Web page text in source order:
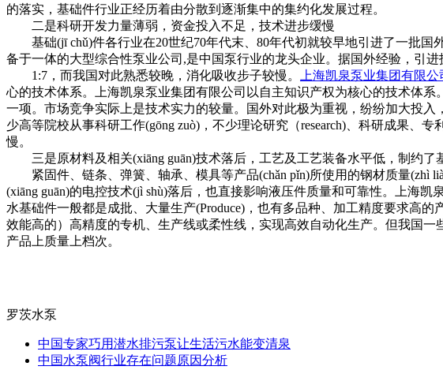
的落实，基础件行业正经历着由分散到逐渐集中的集约化发展过程。
二是科研开发力量薄弱，资金投入不足，技术进步缓慢
基础(jī chǔ)件各行业在20世纪70年代末、80年代初就较早地引进了一批国
备于一体的大型综合性泵业公司,是中国泵行业的龙头企业。据国外经验，引
1:7，而我国对此熟悉较晚，消化吸收步子较慢。
上海凯泉泵业集团有限公
心的技术体系。上海凯泉泵业集团有限公司以自主知识产权为核心的技术体
一项。市场竞争实际上是技术实力的较量。国外对此极为重视，纷纷加大投
少高等院校从事科研工作(gōng zuò)，不少理论研究（research)、科研成果、
慢。
三是原材料及相关(xiāng guān)技术落后，工艺及工艺装备水平低，制约了
紧固件、链条、弹簧、轴承、模具等产品(chǎn pǐn)所使用的钢材质量(zhì
(xiāng guān)的电控技术(jì shù)落后，也直接影响液压件质量和可靠性。上海
水基础件一般都是成批、大量生产(Produce)，也有多品种、加工精度要求高的
效能高的）高精度的专机、生产线或柔性线，实现高效自动化生产。但我国
产品上质量上档次。
罗茨水泵
中国专家巧用潜水排污泵让生活污水能变清泉
中国水泵阀行业存在问题原因分析